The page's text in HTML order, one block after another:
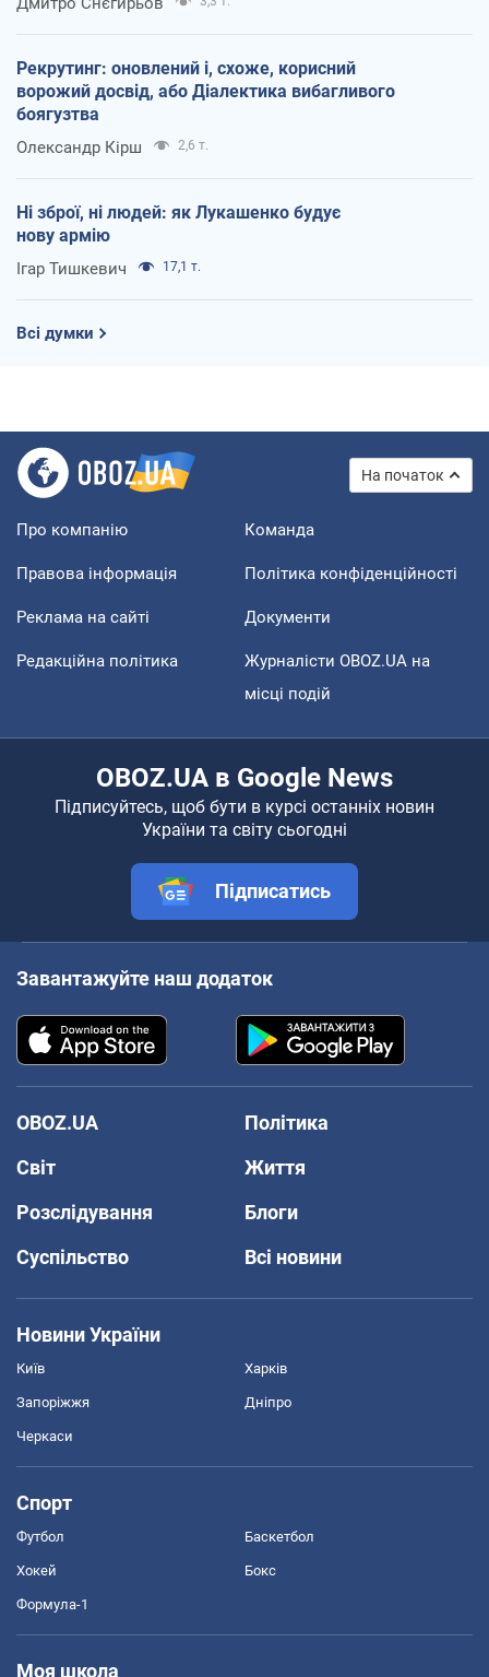
Рекрутинг: оновлений і, схоже, корисний
ворожий досвід, або Діалектика вибагливого
боягузтва
Олександр Кірш 2,6 т.
Ні зброї, ні людей: як Лукашенко будує
нову армію
Ігар Тишкевич 17,1 т.
Всі думки
На початок
Про компанію Команда
Правова інформація Політика конфіденційності
Реклама на сайті Документи
Редакційна політика
Журналісти OBOZ.UA на
місці подій
OBOZ.UA в Google News
Підписуйтесь, щоб бути в курсі останніх новин
України та світу сьогодні
Підписатись
Завантажуйте наш додаток
OBOZ.UA
Політика
Світ
Життя
Розслідування
Блоги
Суспільство
Всі новини
Новини України
Київ Харків
Запоріжжя Дніпро
Черкаси
Спорт
Футбол Баскетбол
Хокей Бокс
Формула-1
Моя школа